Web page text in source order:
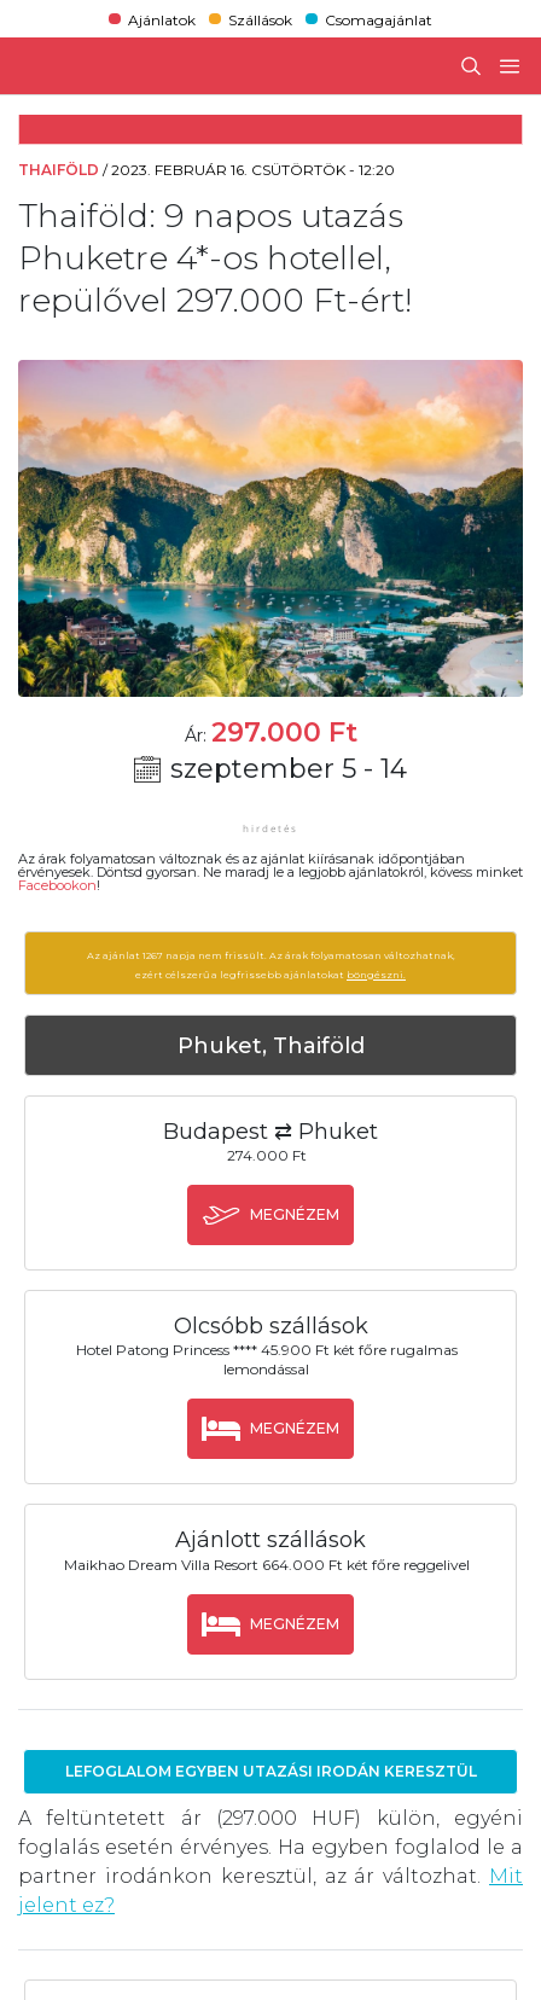
Ajánlatok Szállások Csomagajánlat
THAIFÖLD /2023. FEBRUÁR 16. CSÜTÖRTÖK - 12:20
Thaiföld: 9 napos utazás
Phuketre 4*-os hotellel,
repülővel 297.000 Ft-ért!
Ár: 297.000 Ft
szeptember 5 - 14
Az árak folyamatosan változnak és az ajánlat kiírásanak időpontjában
érvényesek. Döntsd gyorsan. Ne maradj le a legjobb ajánlatokról, kövess minket
Facebookon!
Az ajánlat 1267 napja nem frissült. Az árak folyamatosan változhatnak,
ezért célszerű a legfrissebb ajánlatokat böngészni.
Phuket, Thaiföld
Budapest ⇄ Phuket
274.000 Ft
MEGNÉZEM
Olcsóbb szállások
Hotel Patong Princess **** 45.900 Ft két főre rugalmas
lemondással
MEGNÉZEM
Ajánlott szállások
Maikhao Dream Villa Resort 664.000 Ft két főre reggelivel
MEGNÉZEM
LEFOGLALOM EGYBEN UTAZÁSI IRODÁN KERESZTÜL
A feltüntetett ár (297.000 HUF) külön, egyéni
foglalás esetén érvényes. Ha egyben foglalod le a
partner irodánkon keresztül, az ár változhat.
Mit
jelent ez?